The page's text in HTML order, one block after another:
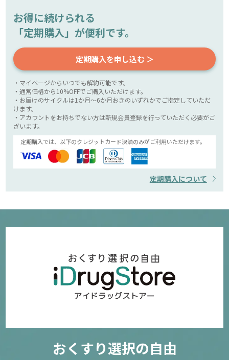
お得に続けられる
「定期購入」が便利です。
定期購入を申し込む ＞
・マイページからいつでも解約可能です。
・通常価格から10%OFFでご購入いただけます。
・お届けのサイクルは1か月～6か月おきのいずれかでご指定していただ
けます。
・アカウントをお持ちでない方は新規会員登録を行っていただく必要がご
ざいます。
定期購入では、以下のクレジットカード決済のみがご利用いただけます。
定期購入について
おくすり選択の自由